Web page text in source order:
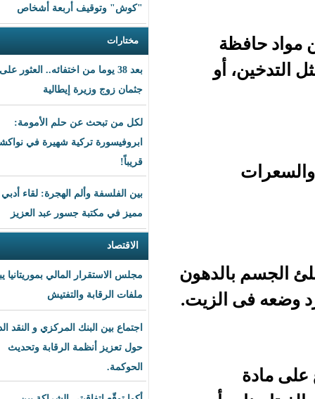
"كوش" وتوقيف أربعة أشخاص
مختارات
بعد 38 يوما من اختفائه.. العثور على
جثمان زوج وزيرة إيطالية
لكل من تبحث عن حلم الأمومة:
ابروفيسورة تركية شهيرة في نواكشوط
بين الفلسفة وألم الهجرة: لقاء أدبي
مميز في مكتبة جسور عبد العزيز
مجلس الاستقرار المالي بموريتانيا يبحث
ملفات الرقابة والتفتيش
اجتماع بين البنك المركزي و النقد الدولي
حول تعزيز أنظمة الرقابة وتحديث